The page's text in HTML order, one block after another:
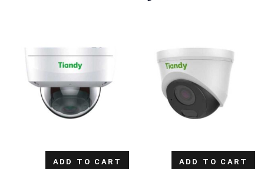
ADD TO CART
ADD TO CART